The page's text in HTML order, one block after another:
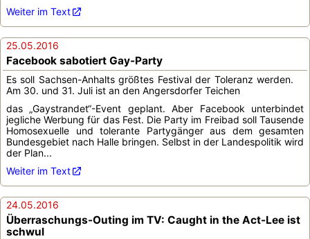
Weiter im Text
25.05.2016
Facebook sabotiert Gay-Party
Es soll Sachsen-Anhalts größtes Festival der Toleranz werden.
Am 30. und 31. Juli ist an den Angersdorfer Teichen
das „Gaystrandet“-Event geplant. Aber Facebook unterbindet
jegliche Werbung für das Fest. Die Party im Freibad soll Tausende
Homosexuelle und tolerante Partygänger aus dem gesamten
Bundesgebiet nach Halle bringen. Selbst in der Landespolitik wird
der Plan...
Weiter im Text
24.05.2016
Überraschungs-Outing im TV: Caught in the Act-Lee ist
schwul